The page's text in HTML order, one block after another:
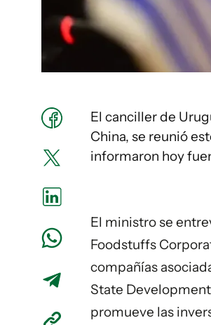
El canciller de
China, se reunió
informaron hoy
El ministro se
Foodstuffs
compañías
State
promueve las